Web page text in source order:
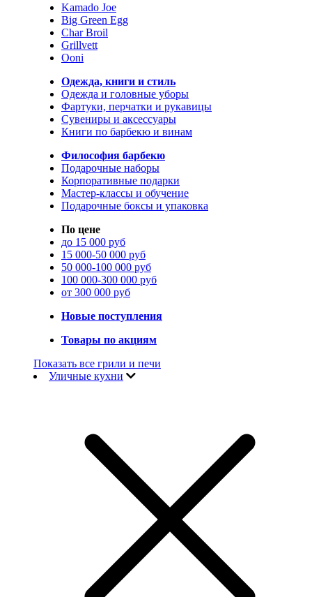
Kamado Joe
Big Green Egg
Char Broil
Grillvett
Ooni
Одежда, книги и стиль
Одежда и головные уборы
Фартуки, перчатки и рукавицы
Сувениры и аксессуары
Книги по барбекю и винам
Философия барбекю
Подарочные наборы
Корпоративные подарки
Мастер-классы и обучение
Подарочные боксы и упаковка
По цене
до 15 000 руб
15 000-50 000 руб
50 000-100 000 руб
100 000-300 000 руб
от 300 000 руб
Новые поступления
Товары по акциям
Показать все грили и печи
Уличные кухни